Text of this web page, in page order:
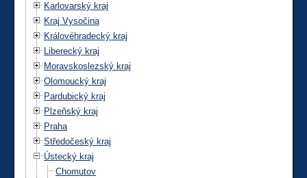
Karlovarský kraj
Kraj Vysočina
Královéhradecký kraj
Liberecký kraj
Moravskoslezský kraj
Olomoucký kraj
Pardubický kraj
Plzeňský kraj
Praha
Středočeský kraj
Ústecký kraj
Chomutov